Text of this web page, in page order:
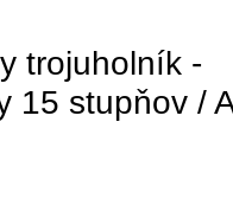
trojuholník -
15 stupňov /